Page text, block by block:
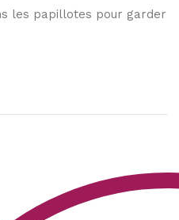
les papillotes pour garder